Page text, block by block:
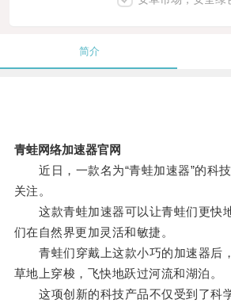
简介
青蛙网络加速器官网
近日，一款名为“青蛙加速器”的科技
关注。
这款青蛙加速器可以让青蛙们更快
们在自然界更加灵活和敏捷。
青蛙们穿戴上这款小巧的加速器后
草地上穿梭，飞快地跃过河流和湖泊。
这项创新的科技产品不仅受到了科